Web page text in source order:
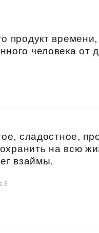
продукт
человека от
сладостное,
на всю
взаймы.
8